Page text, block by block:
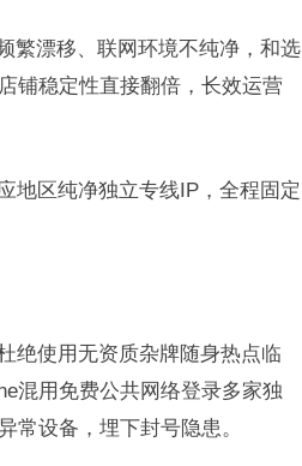
繁漂移、联网环境不纯净，和选
铺稳定性直接翻倍，长效运营
地区纯净独立专线IP，全程固定
绝使用无资质杂牌随身热点临
混用免费公共网络登录多家独
常设备，埋下封号隐患。